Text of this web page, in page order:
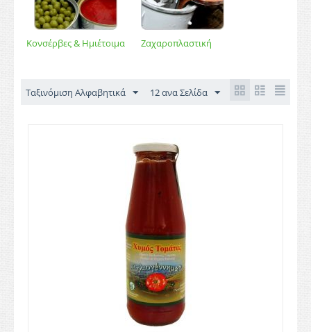
Κονσέρβες & Ημιέτοιμα Ζαχαροπλαστική
Ταξινόμιση Αλφαβητικά 12 ανα Σελίδα